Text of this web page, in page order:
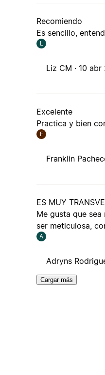
Recomiendo
Es sencillo,
L
Liz CM · 10 abr
Excelente
Practica y bien
F
Franklin
ES MUY
Me gusta que
ser meticulosa,
A
Adryns
Cargar más